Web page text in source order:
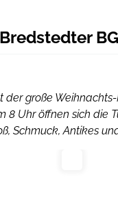
der große
8 Uhr öffnen sich die
Schmuck, Antikes